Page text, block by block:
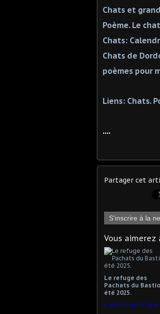
Chats et
Poème. Le
Chats:
Chats de
poèmes pour
Liens: Chats.
....
Partager cet
S'inscrire à la
Vous aimerez
Le refuge des
Pachats du
été 2025.
Montmartre. Rue